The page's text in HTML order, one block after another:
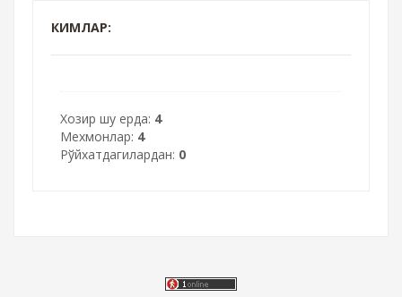
КИМЛАР:
Хозир шу ерда: 4
Мехмонлар: 4
Рўйхатдагилардан: 0